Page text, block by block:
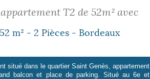
T2 de 52m² avec
m² - 2 Pièces - Bordeaux
situé dans le quartier Saint Genès, appartement
balcon et place de parking. Situé au 6e et